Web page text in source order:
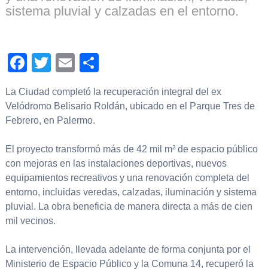
sistema pluvial y calzadas en el entorno.
Facebook
TwitterEmail
La Ciudad completó la recuperación integral del ex
Velódromo Belisario Roldán, ubicado en el Parque Tres de
Febrero, en Palermo.
El proyecto transformó más de 42 mil m² de espacio público
con mejoras en las instalaciones deportivas, nuevos
equipamientos recreativos y una renovación completa del
entorno, incluidas veredas, calzadas, iluminación y sistema
pluvial. La obra beneficia de manera directa a más de cien
mil vecinos.
La intervención, llevada adelante de forma conjunta por el
Ministerio de Espacio Público y la Comuna 14, recuperó la